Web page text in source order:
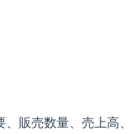
販売数量、売上高、